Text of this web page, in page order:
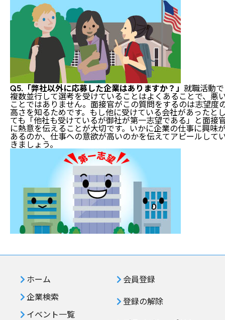
Q5.「弊社以外に応募した企業はありますか？」 就職活動で
複数並行して選考を受けていることはよくあることで、悪
ことではありません。面接官がこの質問をするのは志望度
高さを知るためです。もし他に受けている会社があったと
ても「他社も受けているが御社が第一志望である」と面接
に熱意を伝えることが大切です。いかに企業の仕事に興味
あるのか、仕事への意欲が高いのかを伝えてアピールして
きましょう。
ホーム
企業検索
イベント一覧
会員登録
登録の解除